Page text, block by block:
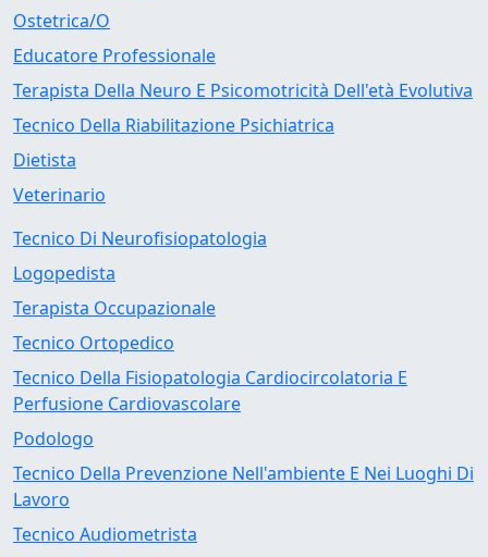
Ostetrica/O
Educatore Professionale
Terapista Della Neuro E Psicomotricità Dell'età Evolutiva
Tecnico Della Riabilitazione Psichiatrica
Dietista
Veterinario
Tecnico Di Neurofisiopatologia
Logopedista
Terapista Occupazionale
Tecnico Ortopedico
Tecnico Della Fisiopatologia Cardiocircolatoria E
Perfusione Cardiovascolare
Podologo
Tecnico Della Prevenzione Nell'ambiente E Nei Luoghi Di
Lavoro
Tecnico Audiometrista